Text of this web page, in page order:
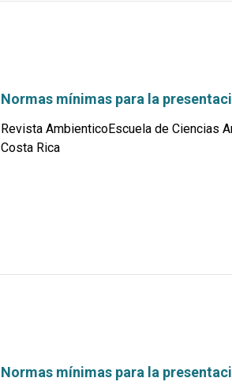
Normas mínimas para la
Revista AmbienticoEscuela de Ciencias
Costa Rica
Normas mínimas para la